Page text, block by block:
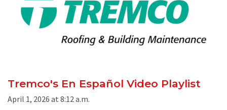
Tremco's En Español Video Playlist
April 1, 2026 at 8:12 a.m.